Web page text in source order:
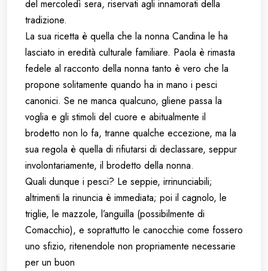
del mercoledì sera, riservati agli innamorati della
tradizione.
La sua ricetta è quella che la nonna Candina le ha
lasciato in eredità culturale familiare. Paola è rimasta
fedele al racconto della nonna tanto è vero che la
propone solitamente quando ha in mano i pesci
canonici. Se ne manca qualcuno, gliene passa la
voglia e gli stimoli del cuore e abitualmente il
brodetto non lo fa, tranne qualche eccezione, ma la
sua regola è quella di rifiutarsi di declassare, seppur
involontariamente, il brodetto della nonna.
Quali dunque i pesci? Le seppie, irrinunciabili;
altrimenti la rinuncia è immediata; poi il cagnolo, le
triglie, le mazzole, l’anguilla (possibilmente di
Comacchio), e soprattutto le canocchie come fossero
uno sfizio, ritenendole non propriamente necessarie
per un buon